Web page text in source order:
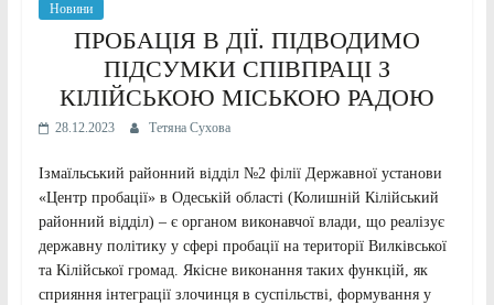
Новини
ПРОБАЦІЯ В ДІЇ. ПІДВОДИМО
ПІДСУМКИ СПІВПРАЦІ З
КІЛІЙСЬКОЮ МІСЬКОЮ РАДОЮ
28.12.2023 Тетяна Сухова
Ізмаїльський районний відділ №2 філії Державної установи
«Центр пробації» в Одеській області (Колишній Кілійський
районний відділ) – є органом виконавчої влади, що реалізує
державну політику у сфері пробації на території Вилківської
та Кілійської громад. Якісне виконання таких функцій, як
сприяння інтеграції злочинця в суспільстві, формування у